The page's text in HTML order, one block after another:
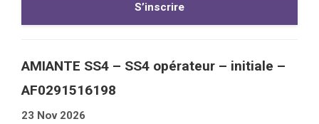
S’inscrire
AMIANTE SS4 – SS4 opérateur – initiale –
AF0291516198
23 Nov 2026